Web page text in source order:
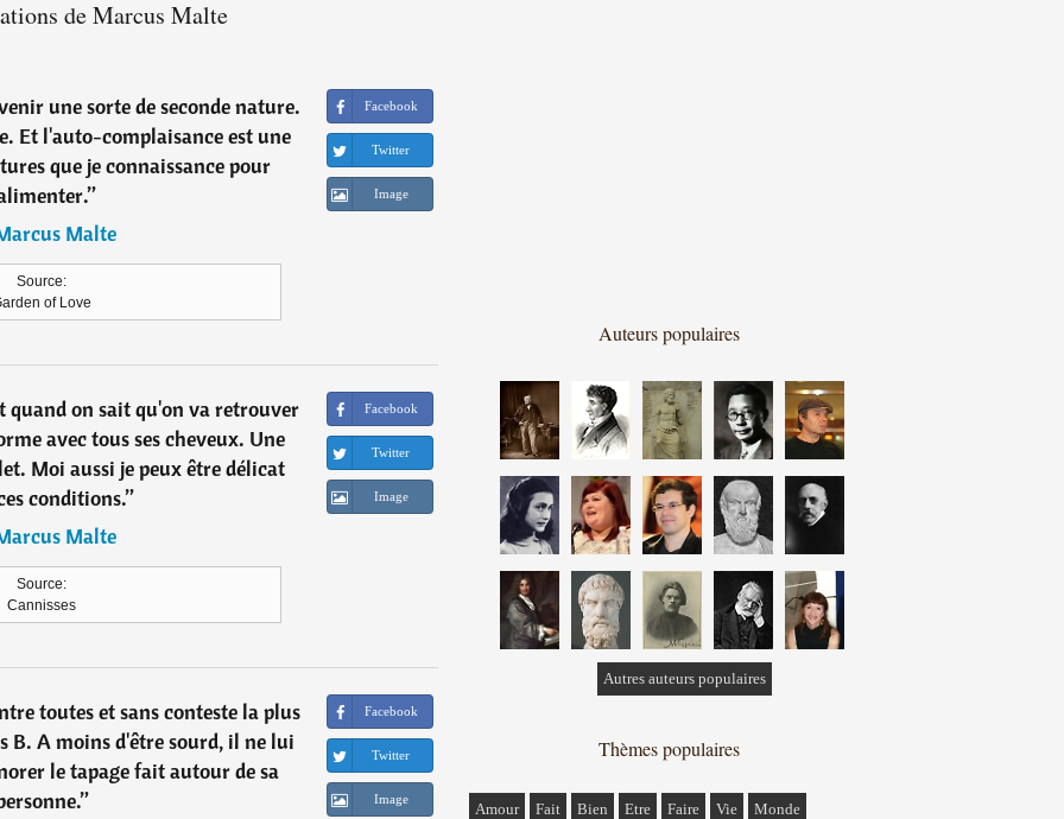
de Marcus Malte
une sorte de seconde nature.
Et l'auto-complaisance est une
que je connaissance pour
”
Malte
Source:
of Love
Facebook
Twitter
Image
quand on sait qu'on va retrouver
avec tous ses cheveux. Une
Moi aussi je peux être délicat
conditions.”
Malte
Source:
Cannisses
Facebook
Twitter
Image
toutes et sans conteste la plus
B. A moins d'être sourd, il ne lui
le tapage fait autour de sa
”
Facebook
Twitter
Image
Auteurs populaires
Autres auteurs populaires
Thèmes populaires
Amour Fait Bien Etre Faire Vie Monde